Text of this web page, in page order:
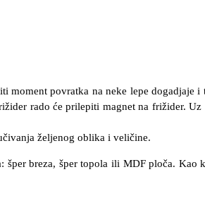
povratka na neke lepe dogadjaje
rado će prilepiti magnet na frižider.
željenog oblika i veličine.
breza, šper topola ili MDF ploča.